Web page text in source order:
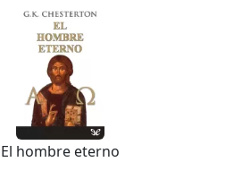
El hombre eterno